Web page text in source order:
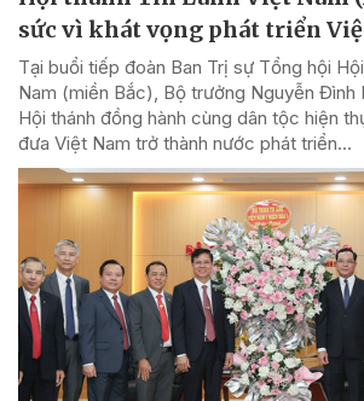
sức vì khát vọng phát triển
Tại buổi tiếp đoàn Ban Trị sự Tổng hội
Nam (miền Bắc), Bộ trưởng Nguyễn Đình
Hội thánh đồng hành cùng dân tộc hiện
đưa Việt Nam trở thành nước phát triển...